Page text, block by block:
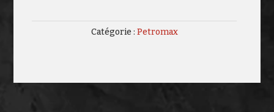
Catégorie : Petromax